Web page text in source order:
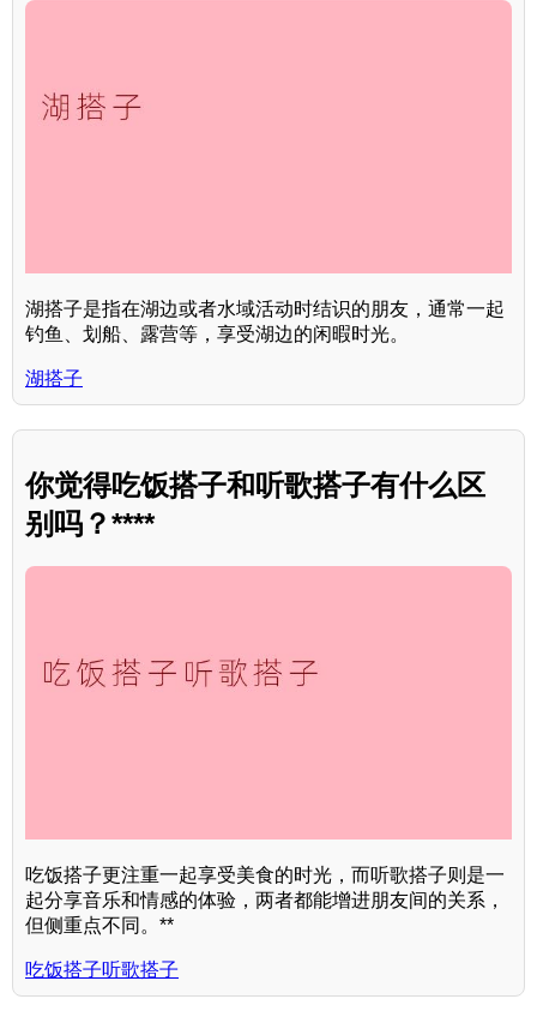
湖搭子是指在湖边或者水域活动时结识的朋友，通常一起
钓鱼、划船、露营等，享受湖边的闲暇时光。
湖搭子
你觉得吃饭搭子和听歌搭子有什么区
别吗？****
吃饭搭子更注重一起享受美食的时光，而听歌搭子则是一
起分享音乐和情感的体验，两者都能增进朋友间的关系，
但侧重点不同。**
吃饭搭子听歌搭子